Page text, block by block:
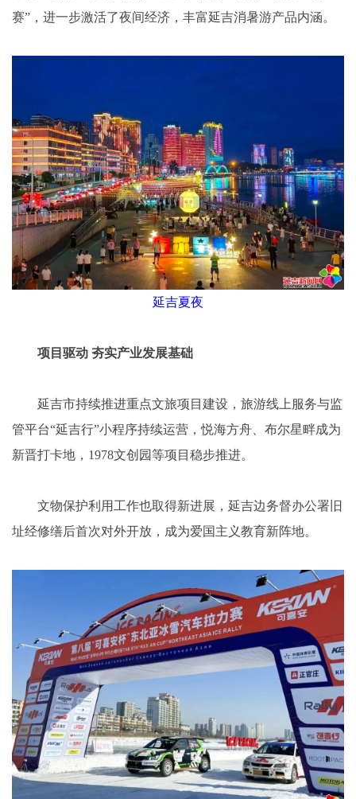
赛”，进一步激活了夜间经济，丰富延吉消暑游产品内涵。
延吉夏夜
项目驱动 夯实产业发展基础
延吉市持续推进重点文旅项目建设，旅游线上服务与监
管平台“延吉行”小程序持续运营，悦海方舟、布尔星畔成为
新晋打卡地，1978文创园等项目稳步推进。
文物保护利用工作也取得新进展，延吉边务督办公署旧
址经修缮后首次对外开放，成为爱国主义教育新阵地。